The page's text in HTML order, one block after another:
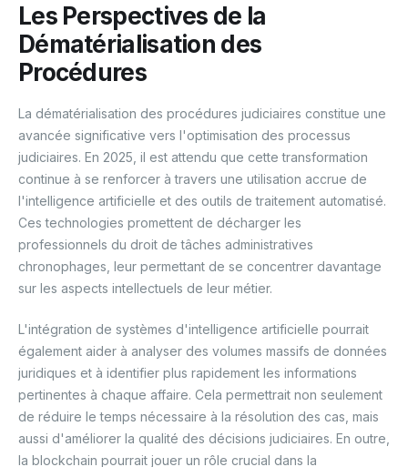
Les Perspectives de la
Dématérialisation des
Procédures
La dématérialisation des procédures judiciaires constitue une
avancée significative vers l'optimisation des processus
judiciaires. En 2025, il est attendu que cette transformation
continue à se renforcer à travers une utilisation accrue de
l'intelligence artificielle et des outils de traitement automatisé.
Ces technologies promettent de décharger les
professionnels du droit de tâches administratives
chronophages, leur permettant de se concentrer davantage
sur les aspects intellectuels de leur métier.
L'intégration de systèmes d'intelligence artificielle pourrait
également aider à analyser des volumes massifs de données
juridiques et à identifier plus rapidement les informations
pertinentes à chaque affaire. Cela permettrait non seulement
de réduire le temps nécessaire à la résolution des cas, mais
aussi d'améliorer la qualité des décisions judiciaires. En outre,
la blockchain pourrait jouer un rôle crucial dans la